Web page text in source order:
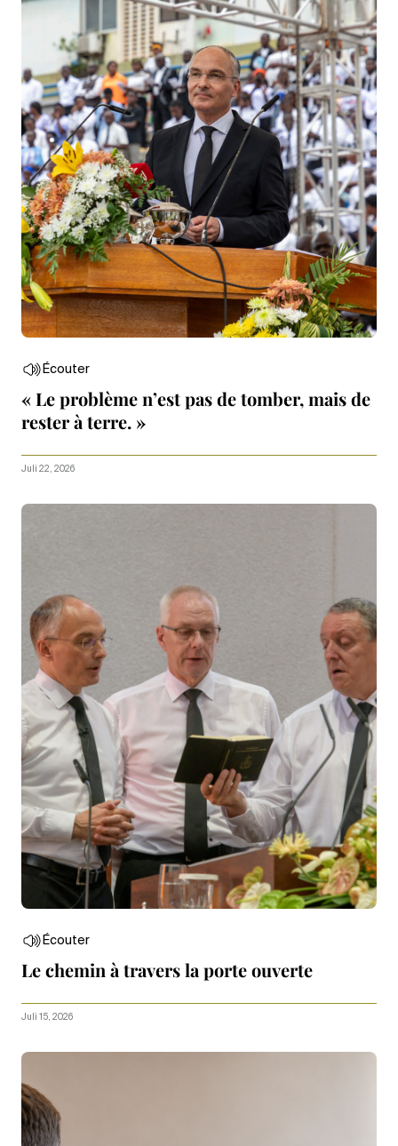
Écouter
« Le problème n’est pas de tomber, mais de
rester à terre. »
Juli 22, 2026
Écouter
Le chemin à travers la porte ouverte
Juli 15, 2026